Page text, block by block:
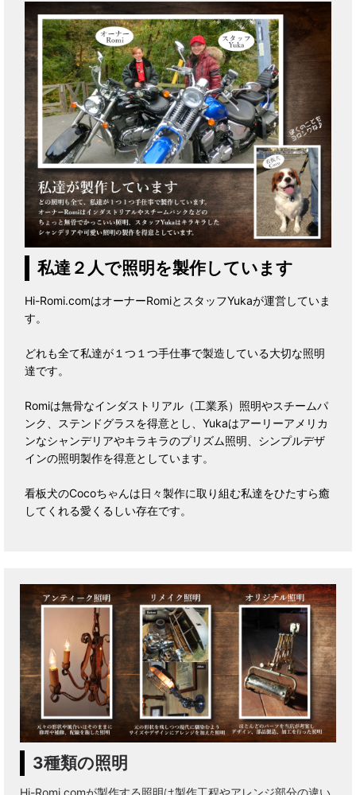
私達２人で照明を製作しています
Hi-Romi.comはオーナーRomiとスタッフYukaが運営していま
す。
どれも全て私達が１つ１つ手仕事で製造している大切な照明
達です。
Romiは無骨なインダストリアル（工業系）照明やスチームパ
ンク、ステンドグラスを得意とし、Yukaはアーリーアメリカ
ンなシャンデリアやキラキラのプリズム照明、シンプルデザ
インの照明製作を得意としています。
看板犬のCocoちゃんは日々製作に取り組む私達をひたすら癒
してくれる愛くるしい存在です。
3種類の照明
Hi-Romi.comが製作する照明は製作工程やアレンジ部分の違い